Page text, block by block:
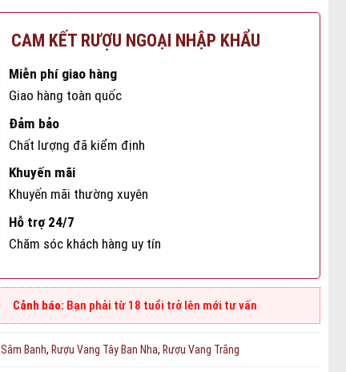
CAM KẾT RƯỢU NGOẠI NHẬP KHẨU
Miễn phí giao hàng
Giao hàng toàn quốc
Đảm bảo
Chất lượng đã kiểm định
Khuyến mãi
Khuyến mãi thường xuyên
Hỗ trợ 24/7
Chăm sóc khách hàng uy tín
Bạn phải từ 18 tuổi trở lên mới tư vấn
Sâm Banh, Rượu Vang Tây Ban Nha, Rượu Vang Trắng